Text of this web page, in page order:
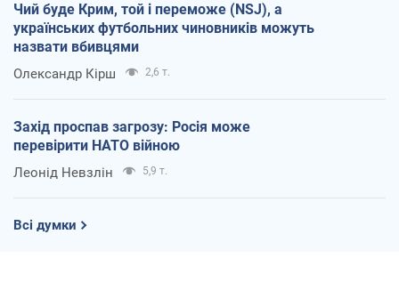
Чий буде Крим, той і переможе (NSJ), а
українських футбольних чиновників можуть
назвати вбивцями
Олександр Кірш 2,6 т.
Захід проспав загрозу: Росія може
перевірити НАТО війною
Леонід Невзлін 5,9 т.
Всі думки